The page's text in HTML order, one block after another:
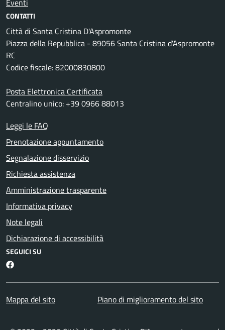
Eventi
CONTATTI
Città di Santa Cristina D'Aspromonte
Piazza della Repubblica - 89056 Santa Cristina d'Aspromonte
RC
Codice fiscale: 82000830800
Posta Elettronica Certificata
Centralino unico: +39 0966 88013
Leggi le FAQ
Prenotazione appuntamento
Segnalazione disservizio
Richiesta assistenza
Amministrazione trasparente
Informativa privacy
Note legali
Dichiarazione di accessibilità
SEGUICI SU
Facebook
Mappa del sito Piano di miglioramento del sito